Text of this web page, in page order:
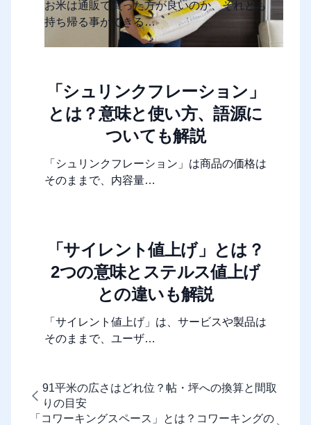
お米は通販で買った方が良いのか、それとも
持ち帰る事ができる…
「シュリンクフレーション」
とは？意味と使い方、語源に
ついても解説
「シュリンクフレーション」は商品の価格は
そのままで、内容量…
「サイレント値上げ」とは？
2つの意味とステルス値上げ
との違いも解説
「サイレント値上げ」は、サービスや製品は
そのままで、ユーザ…
91平米の広さはどれ位？帖・坪への換算と間取
りの目安
「コワーキングスペース」とは？コワーキングの